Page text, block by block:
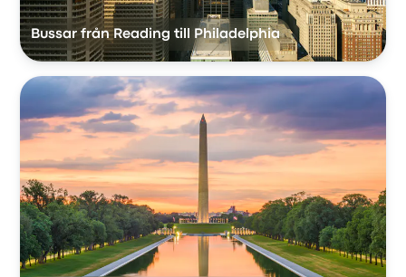
Bussar från Reading till Philadelphia